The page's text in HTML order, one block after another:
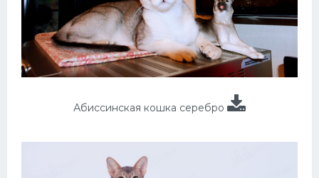
Абиссинская кошка серебро